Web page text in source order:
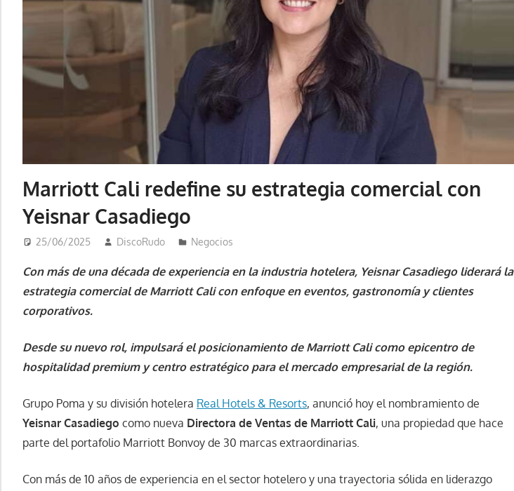
Marriott Cali redefine su estrategia comercial con
Yeisnar Casadiego
25/06/2025 DiscoRudo Negocios
Con más de una década de experiencia en la industria hotelera, Yeisnar Casadiego liderará la
estrategia comercial de Marriott Cali con enfoque en eventos, gastronomía y clientes
corporativos.
Desde su nuevo rol, impulsará el posicionamiento de Marriott Cali como epicentro de
hospitalidad premium y centro estratégico para el mercado empresarial de la región.
Grupo Poma y su división hotelera Real Hotels & Resorts, anunció hoy el nombramiento de
Yeisnar Casadiego como nueva Directora de Ventas de Marriott Cali, una propiedad que hace
parte del portafolio Marriott Bonvoy de 30 marcas extraordinarias.
Con más de 10 años de experiencia en el sector hotelero y una trayectoria sólida en liderazgo